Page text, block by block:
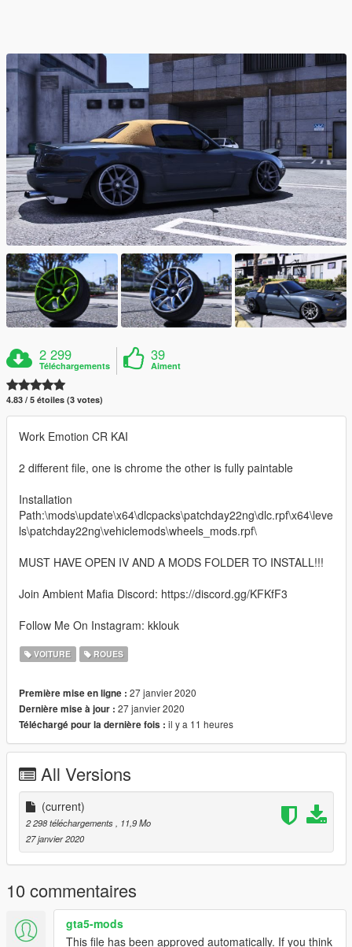
2 299
Téléchargements
39
Aiment
4.83 / 5 étoiles (3 votes)
Work Emotion CR KAI
2 different file, one is chrome the other is fully paintable
Installation
Path:\mods\update\x64\dlcpacks\patchday22ng\dlc.rpf\x64\leve
ls\patchday22ng\vehiclemods\wheels_mods.rpf\
MUST HAVE OPEN IV AND A MODS FOLDER TO INSTALL!!!
Join Ambient Mafia Discord: https://discord.gg/KFKfF3
Follow Me On Instagram: kklouk
VOITURE ROUES
Première mise en ligne : 27 janvier 2020
Dernière mise à jour : 27 janvier 2020
Téléchargé pour la dernière fois : il y a 11 heures
All Versions
(current)
2 298 téléchargements
, 11,9 Mo
27 janvier 2020
10 commentaires
gta5-mods
This file has been approved automatically. If you think